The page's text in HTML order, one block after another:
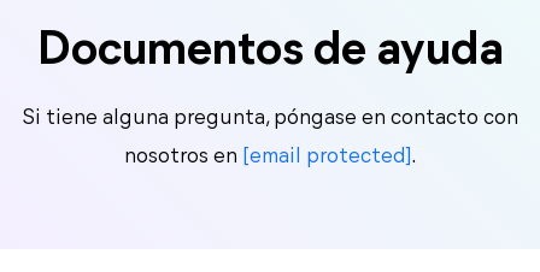
Documentos de ayuda
Si tiene alguna pregunta, póngase en contacto con
nosotros en [email protected].